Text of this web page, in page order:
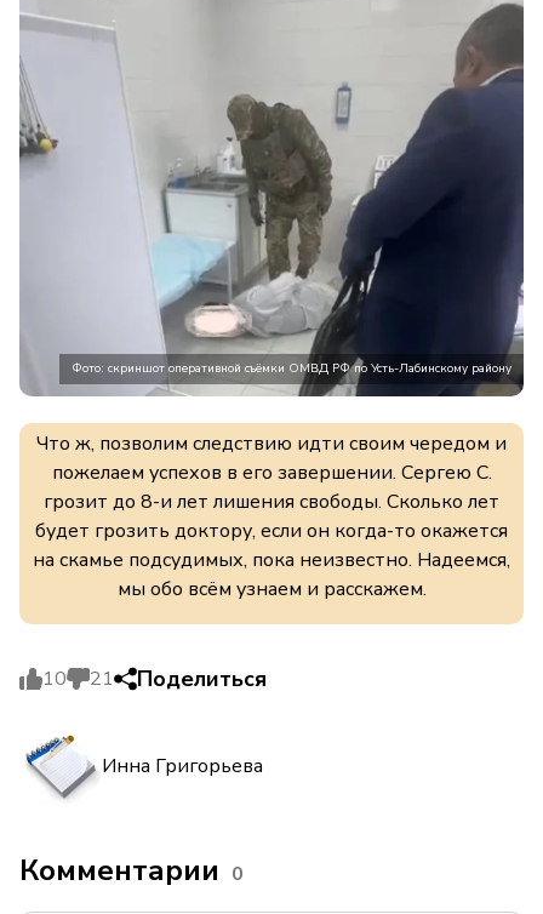
Фото: скриншот оперативной съёмки ОМВД РФ по Усть-Лабинскому району
Что ж, позволим следствию идти своим чередом и
пожелаем успехов в его завершении. Сергею С.
грозит до 8-и лет лишения свободы. Сколько лет
будет грозить доктору, если он когда-то окажется
на скамье подсудимых, пока неизвестно. Надеемся,
мы обо всём узнаем и расскажем.
10 21 Поделиться
Инна Григорьева
Комментарии 0